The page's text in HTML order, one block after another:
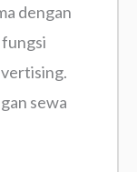
dengan
sewa